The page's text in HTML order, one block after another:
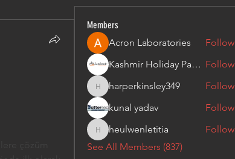
Members
Acron Laboratories
Follow
Kashmir Holiday Package Follow
harperkinsley349
harperkinsley349
Follow
kunal yadav
Follow
heulwenletitia
heulwenletitia
Follow
See All Members (837)